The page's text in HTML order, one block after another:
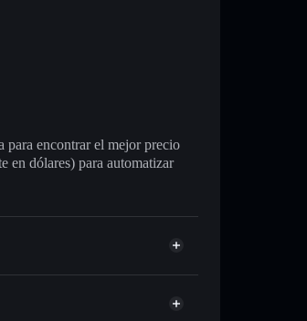
para encontrar el mejor precio
en dólares) para automatizar